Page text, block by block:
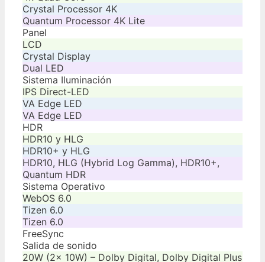
Crystal Processor 4K
Quantum Processor 4K Lite
Panel
LCD
Crystal Display
Dual LED
Sistema Iluminación
IPS Direct-LED
VA Edge LED
VA Edge LED
HDR
HDR10 y HLG
HDR10+ y HLG
HDR10, HLG (Hybrid Log Gamma), HDR10+,
Quantum HDR
Sistema Operativo
WebOS 6.0
Tizen 6.0
Tizen 6.0
FreeSync
Salida de sonido
20W (2x 10W) – Dolby Digital, Dolby Digital Plus